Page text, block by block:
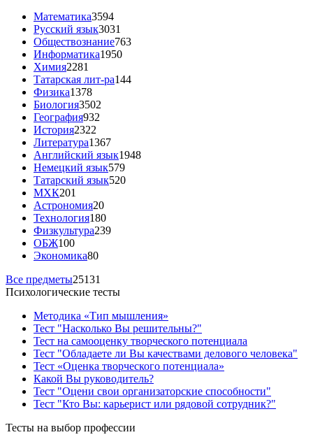
Математика3594
Русский язык3031
Обществознание763
Информатика1950
Химия2281
Татарская лит-ра144
Физика1378
Биология3502
География932
История2322
Литература1367
Английский язык1948
Немецкий язык579
Татарский язык520
МХК201
Астрономия20
Технология180
Физкультура239
ОБЖ100
Экономика80
Все предметы25131
Психологические тесты
Методика «Тип мышления»
Тест "Насколько Вы решительны?"
Тест на самооценку творческого потенциала
Тест "Обладаете ли Вы качествами делового человека"
Тест «Оценка творческого потенциала»
Какой Вы руководитель?
Тест "Оцени свои организаторские способности"
Тест "Кто Вы: карьерист или рядовой сотрудник?"
Тесты на выбор профессии